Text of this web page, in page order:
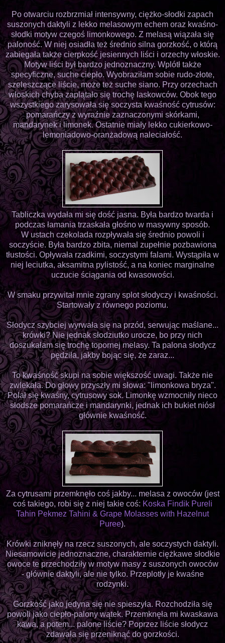
Po otwarciu rozbrzmiał intensywny, ciężko-słodki zapach
suszonych daktyli z lekko melasowym echem oraz kwaśno-
słodki motyw czegoś limonkowego. Z melasą wiązała się
paloność. W niej osiadła też średnio silna gorzkość, o którą
zabiegała także cierpkość jesiennych liści i orzechy włoskie.
Motyw liści był bardzo jednoznaczny. Wplótł także
specyficzne, suche ciepło. Wyobraziłam sobie rudo-złote,
szeleszczące liście, może też suche siano. Przy orzechach
włoskich chyba zaplątało się trochę laskowców. Obok tego
wszystkiego zarysowała się soczysta kwaśność cytrusów:
pomarańczy z wyraźnie zaznaczonymi skórkami,
mandarynek i limonek. Ostatnie miały lekko cukierkowo-
lemoniadowo-oranżadową naleciałość.
Tabliczka wydała mi się dość jasna. Była bardzo twarda i
podczas łamania trzaskała głośno w masywny sposób.
W ustach czekolada rozpływała się średnio powoli i
soczyście. Była bardzo zbita, niemal zupełnie pozbawiona
tłustości. Opływała rzadkimi, soczystymi falami. Wystąpiła w
niej leciutka, aksamitna pylistość, a na koniec marginalne
uczucie ściągania od kwasowości.
W smaku przywitał mnie zgrany splot słodyczy i kwaśności.
Startowały z równego poziomu.
Słodycz szybciej wyrwała się na przód, serwując maślane...
krówki? Nie jednak słodziutko urocze, bo przy nich
doszukałam się trochę topornej melasy. Ta palona słodycz
pędziła, jakby bojąc się, że zaraz...
To kwaśność skupi na sobie większość uwagi. Także nie
zwlekała. Do głowy przyszły mi słowa: "limonkowa bryza".
Polał się kwaśny, cytrusowy sok. Limonkę wzmocniły nieco
słodsze pomarańcze i mandarynki, jednak ich bukiet niósł
głównie kwaśność.
Za cytrusami przemknęło coś jakby... melasa z owoców (jest
coś takiego, robi się z niej takie coś: Koska Findik Pureli
Tahin Pekmez Tahini & Grape Molasses with Hazelnut
Puree).
Krówki zniknęły na rzecz suszonych, ale soczystych daktyli.
Niesamowicie jednoznaczne, charakternie ciężkawe słodkie
owoce te przechodziły w motyw masy z suszonych owoców
- głównie daktyli, ale nie tylko. Przeplotły je kwaśne
rodzynki.
Gorzkość jako jedyna się nie spieszyła. Rozchodziła się
powoli jako ciepło-palony wątek. Przemknęła mi kwaskawa
kawa, a potem... palone liście? Poprzez liście słodycz
zdawała się przeniknąć do gorzkości.